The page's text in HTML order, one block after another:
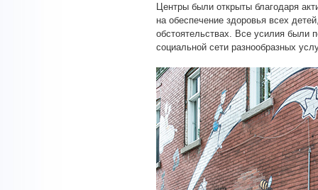
Центры были открыты благодаря
на обеспечение здоровья всех
обстоятельствах. Все усилия были
социальной сети разнообразных